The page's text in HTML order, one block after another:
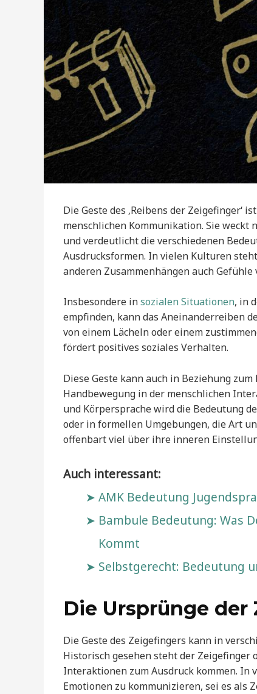
Die Geste des ‚Reibens der
menschlichen Kommunikation. Sie
und verdeutlicht die verschiedenen
Ausdrucksformen. In vielen Kulturen
anderen Zusammenhängen auch
Insbesondere insozialen Situationen, in
empfinden, kann das Aneinanderreiben
von einem Lächeln oder einem
fördert positives soziales Verhalten.
Diese Geste kann auch in Beziehung
Handbewegung in der menschlichen
und Körpersprache wird die Bedeutung
oder in formellen Umgebungen, die Art
offenbart viel über ihre inneren
Auch interessant:
AMK Bedeutung
Bambule Bedeutung: Was
Kommt
Selbstgerecht: Bedeutung
Die Ursprünge
Die Geste des Zeigefingers kann in
Historisch gesehen steht der
Interaktionen zum Ausdruck kommen. In
Emotionen zu kommunizieren, sei es als